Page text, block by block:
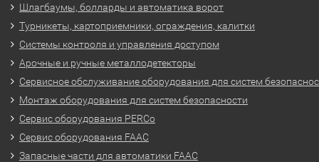
Шлагбаумы, болларды и автоматика ворот
Турникеты, картоприемники, ограждения, калитки
Системы контроля и управления доступом
Арочные и ручные металлодетекторы
Сервисное обслуживание оборудования для систем
Монтаж оборудования для систем безопасности
Сервис оборудования PERCo
Сервис оборудования FAAC
Запасные части для автоматики FAAC